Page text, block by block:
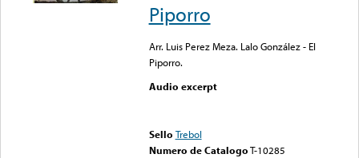
Piporro
Arr. Luis Perez Meza. Lalo González - El
Piporro.
Audio excerpt
Sello Trebol
Numero de CatalogoT-10285